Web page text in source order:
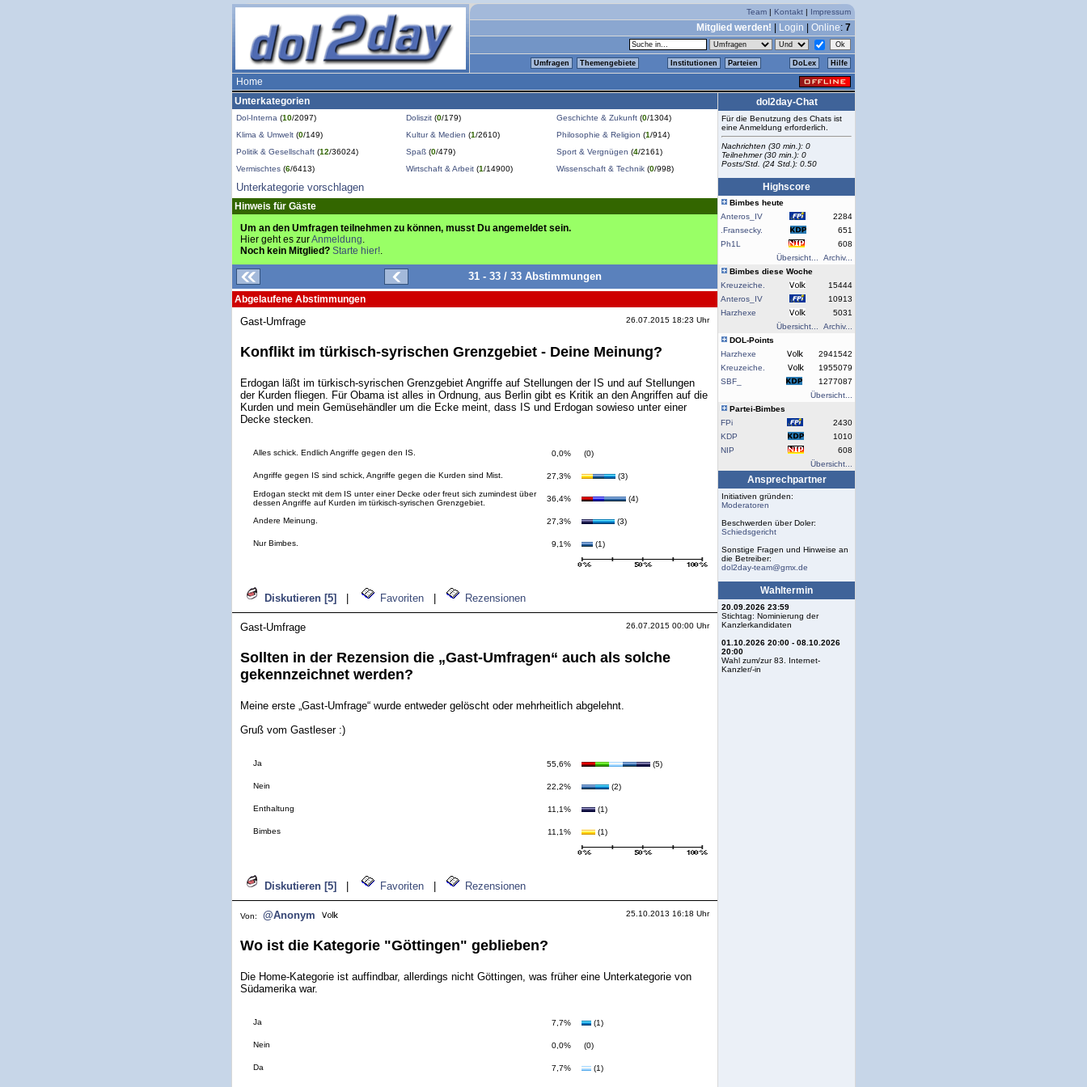
Team | Kontakt | Impressum
Mitglied werden! Login Online: 7
Umfragen Themengebiete Institutionen Parteien DoLex Hilfe
Home
Unterkategorien
Dol-Interna (10/2097) Doliszit (0/179) Geschichte & Zukunft (0/1304)
Klima & Umwelt (0/149) Kultur & Medien (1/2610) Philosophie & Religion (1/914)
Politik & Gesellschaft (12/36024) Spaß (0/479) Sport & Vergnügen (4/2161)
Vermischtes (6/6413) Wirtschaft & Arbeit (1/14900) Wissenschaft & Technik (0/998)
Unterkategorie vorschlagen
Hinweis für Gäste
Um an den Umfragen teilnehmen zu können, musst Du angemeldet sein.
Hier geht es zurAnmeldung.
Noch kein Mitglied? Starte hier!.
31 - 33 / 33 Abstimmungen
Abgelaufene Abstimmungen
Gast-Umfrage 26.07.2015 18:23 Uhr
Konflikt im türkisch-syrischen Grenzgebiet - Deine Meinung?
Erdogan läßt im türkisch-syrischen Grenzgebiet Angriffe auf Stellungen der IS und auf Stellungen
der Kurden fliegen. Für Obama ist alles in Ordnung, aus Berlin gibt es Kritik an den Angriffen auf die
Kurden und mein Gemüsehändler um die Ecke meint, dass IS und Erdogan sowieso unter einer
Decke stecken.
Alles schick. Endlich Angriffe gegen den IS. 0,0% (0)
Angriffe gegen IS sind schick, Angriffe gegen die Kurden sind Mist. 27,3%
(3)
Erdogan steckt mit dem IS unter einer Decke oder freut sich zumindest über
dessen Angriffe auf Kurden im türkisch-syrischen Grenzgebiet.
36,4% (4)
Andere Meinung. 27,3% (3)
Nur Bimbes. 9,1% (1)
Diskutieren [5] Favoriten Rezensionen
Gast-Umfrage 26.07.2015 00:00 Uhr
Sollten in der Rezension die „Gast-Umfragen“ auch als solche
gekennzeichnet werden?
Meine erste „Gast-Umfrage“ wurde entweder gelöscht oder mehrheitlich abgelehnt.
Gruß vom Gastleser :)
Ja 55,6% (5)
Nein 22,2% (2)
Enthaltung 11,1% (1)
Bimbes 11,1% (1)
Diskutieren [5] Favoriten Rezensionen
Von: @Anonym 25.10.2013 16:18 Uhr
Wo ist die Kategorie "Göttingen" geblieben?
Die Home-Kategorie ist auffindbar, allerdings nicht Göttingen, was früher eine Unterkategorie von
Südamerika war.
Ja 7,7% (1)
Nein 0,0% (0)
Da 7,7% (1)
dol2day-Chat
Für die Benutzung des Chats ist
eine Anmeldung erforderlich.
Nachrichten (30 min.): 0
Teilnehmer (30 min.): 0
Posts/Std. (24 Std.): 0.50
Highscore
Bimbes heute
Anteros_IV
2284
.Fransecky.
651
Ph1L
608
Übersicht...
Archiv...
Bimbes diese Woche
Kreuzeiche.
15444
Anteros_IV
10913
Harzhexe
5031
Übersicht...
Archiv...
DOL-Points
Harzhexe
2941542
Kreuzeiche.
1955079
SBF_
1277087
Übersicht...
Partei-Bimbes
FPi
2430
KDP
1010
NIP
608
Übersicht...
Ansprechpartner
Initiativen gründen:
Moderatoren
Beschwerden über Doler:
Schiedsgericht
Sonstige Fragen und Hinweise an
die Betreiber:
dol2day-team@gmx.de
Wahltermin
20.09.2026 23:59
Stichtag: Nominierung der
Kanzlerkandidaten
01.10.2026 20:00 - 08.10.2026
20:00
Wahl zum/zur 83. Internet-
Kanzler/-in